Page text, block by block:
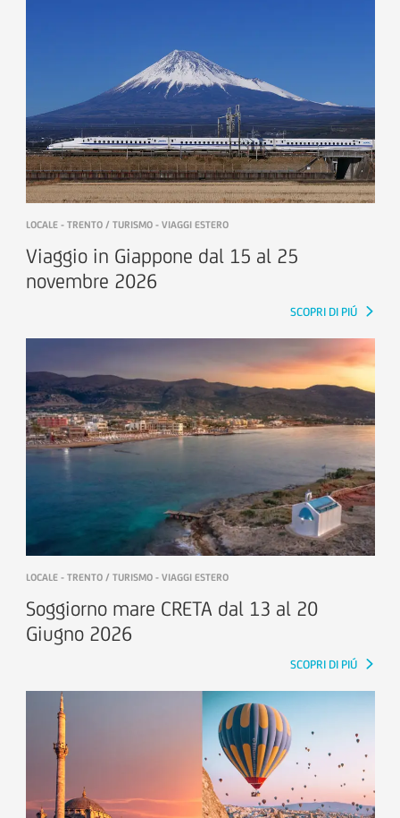
LOCALE - TRENTO / TURISMO - VIAGGI ESTERO
Viaggio in Giappone dal 15 al 25
novembre 2026
SCOPRI DI PIÚ
LOCALE - TRENTO / TURISMO - VIAGGI ESTERO
Soggiorno mare CRETA dal 13 al 20
Giugno 2026
SCOPRI DI PIÚ